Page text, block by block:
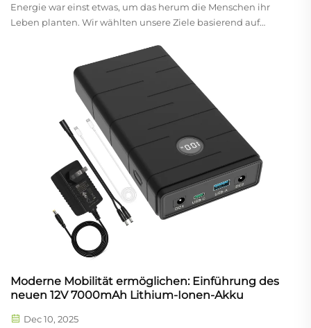
Energie war einst etwas, um das herum die Menschen ihr
Leben planten. Wir wählten unsere Ziele basierend auf
feste Standorte herum und akzeptierten
Energieeinschränkungen als Teil der alltäglichen Realität.
Heute hat sich diese Beziehung grundlegend...
Moderne Mobilität ermöglichen: Einführung des
neuen 12V 7000mAh Lithium-Ionen-Akku
Dec 10, 2025